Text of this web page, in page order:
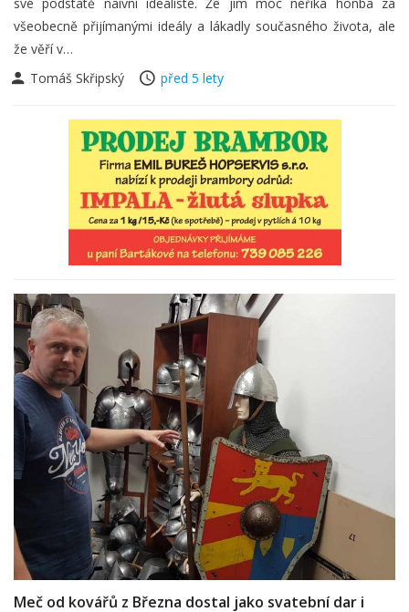
všeobecně přijímanými ideály a lákadly současného života, ale
že věří v…
Tomáš Skřipský
před 5 lety
Meč od kovářů z Března dostal jako svatební dar i